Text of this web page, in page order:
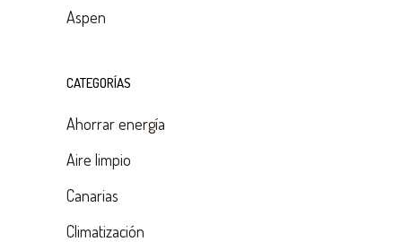
Aspen
CATEGORÍAS
Ahorrar energía
Aire limpio
Canarias
Climatización